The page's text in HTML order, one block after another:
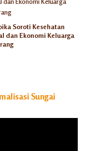
Soroti Kesehatan
dan Ekonomi Keluarga
Sungai